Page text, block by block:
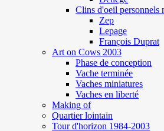
Clins d'oeil personnels
Zep
Lepage
François Duprat
Art on Cows 2003
Phase de conception
Vache terminée
Vaches miniatures
Vaches en liberté
Making of
Quartier lointain
Tour d'horizon 1984-2003